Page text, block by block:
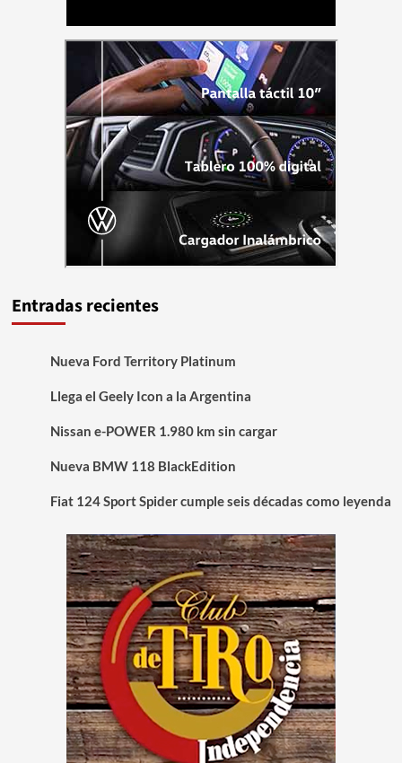
Entradas recientes
Nueva Ford Territory Platinum
Llega el Geely Icon a la Argentina
Nissan e-POWER 1.980 km sin cargar
Nueva BMW 118 BlackEdition
Fiat 124 Sport Spider cumple seis décadas como leyenda